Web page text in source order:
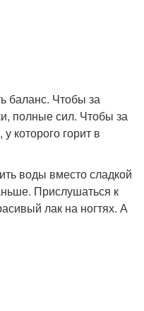
баланс. Чтобы за
полные сил. Чтобы за
которого горит в
воды вместо сладкой
Прислушаться к
лак на ногтях. А